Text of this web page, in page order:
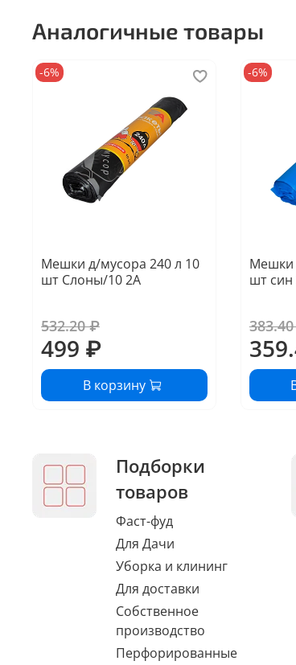
Аналогичные товары
-6%
Мешки д/мусора 240 л 10
шт Слоны/10 2А
532.20 ₽
499 ₽
В корзину
-6%
Мешки
шт
Подборки
товаров
Фаст-фуд
Для Дачи
Уборка и клининг
Для доставки
Собственное
производство
Перфорированные